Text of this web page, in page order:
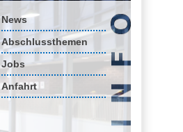
News
Abschlussthemen
Jobs
Anfahrt